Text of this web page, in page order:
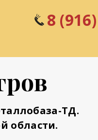
8
ТД.
области.